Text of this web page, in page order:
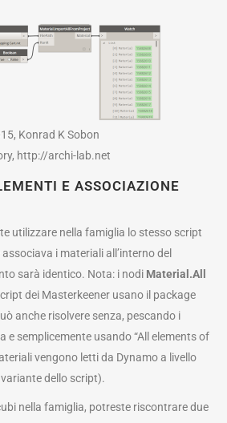
Konrad K Sobon
http://archi-lab.net
E ASSOCIAZIONE
utilizzare nella famiglia lo stesso script
i materiali all’interno del
sarà identico. Nota: i nodi Material.All
dei Masterkeener usano il package
anche risolvere senza, pescando i
e semplicemente usando “All elements of
vengono letti da Dynamo a livello
variante dello script).
nella famiglia, potreste riscontrare due